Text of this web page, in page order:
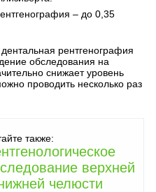
– до 0,35
рентгенография
обследования на
снижает уровень
проводить несколько раз
также:
верхней
челюсти